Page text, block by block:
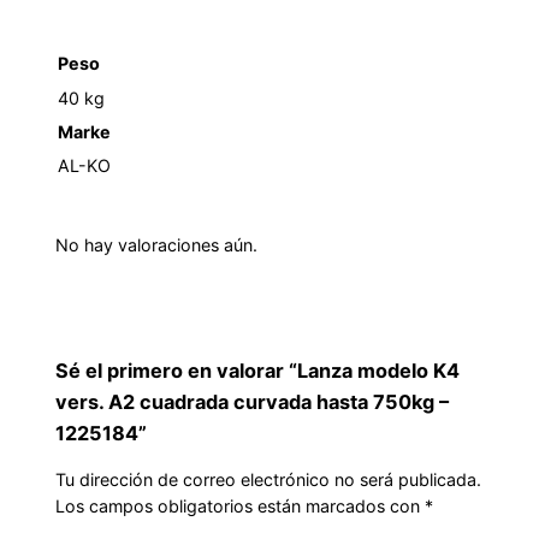
Peso
40 kg
Marke
AL-KO
No hay valoraciones aún.
Sé el primero en valorar “Lanza modelo K4
vers. A2 cuadrada curvada hasta 750kg –
1225184”
Tu dirección de correo electrónico no será publicada.
Los campos obligatorios están marcados con *